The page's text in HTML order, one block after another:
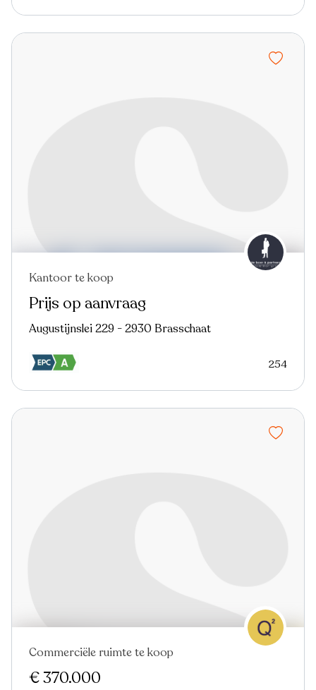
Nieuw
Kantoor te koop
Prijs op aanvraag
Augustijnslei 229 - 2930 Brasschaat
254
Commerciële ruimte te koop
€ 370.000